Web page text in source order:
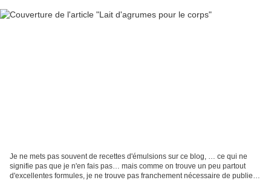
Je ne mets pas souvent de recettes d'émulsions sur ce blog, … ce qui ne
signifie pas que je n'en fais pas… mais comme on trouve un peu partout
d'excellentes formules, je ne trouve pas franchement nécessaire de publier